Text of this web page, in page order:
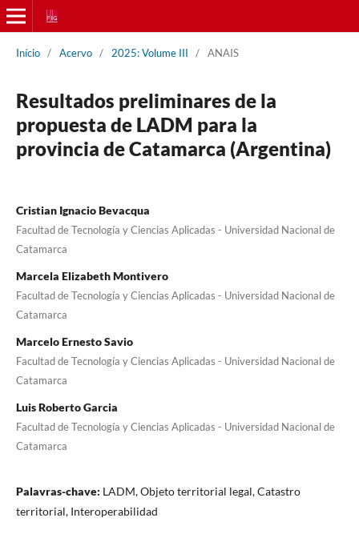
Início / Acervo / 2025: Volume III / ANAIS
Resultados preliminares de la
propuesta de LADM para la
provincia de Catamarca (Argentina)
Cristian Ignacio Bevacqua
Facultad de Tecnología y Ciencias Aplicadas - Universidad Nacional de
Catamarca
Marcela Elizabeth Montivero
Facultad de Tecnología y Ciencias Aplicadas - Universidad Nacional de
Catamarca
Marcelo Ernesto Savio
Facultad de Tecnología y Ciencias Aplicadas - Universidad Nacional de
Catamarca
Luis Roberto Garcia
Facultad de Tecnología y Ciencias Aplicadas - Universidad Nacional de
Catamarca
Palavras-chave: LADM, Objeto territorial legal, Catastro
territorial, Interoperabilidad